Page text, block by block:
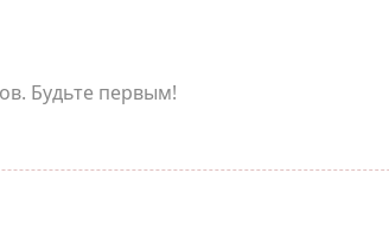
Будьте первым!